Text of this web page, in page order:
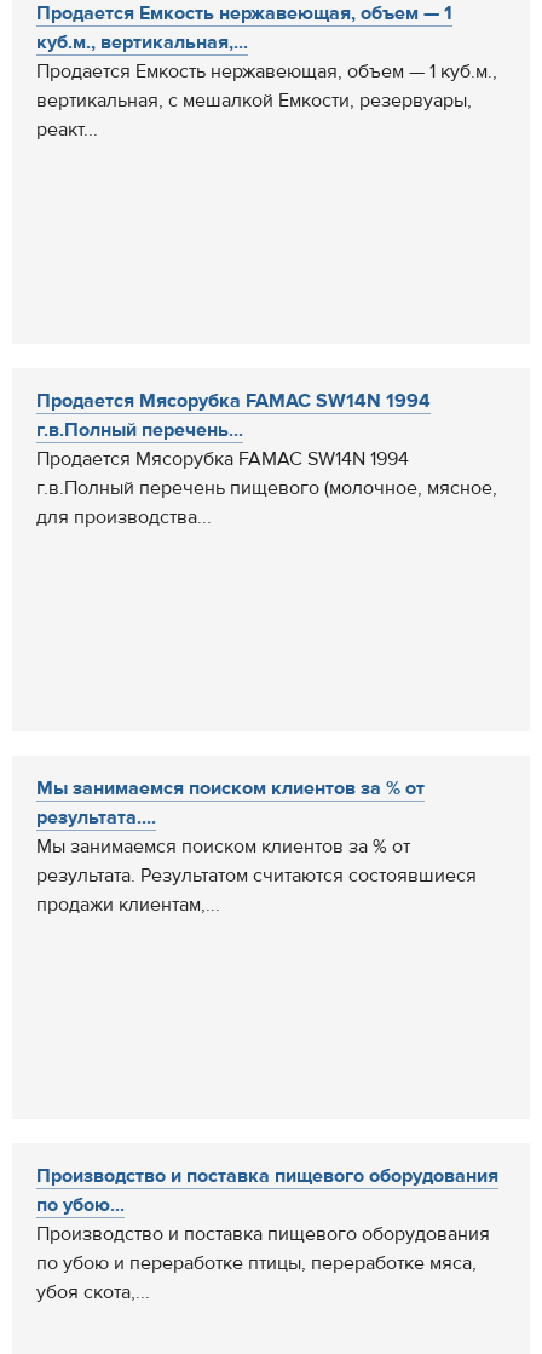
Продается Емкость нержавеющая, объем — 1
куб.м., вертикальная,...
Продается Емкость нержавеющая, объем — 1 куб.м.,
вертикальная, с мешалкой Емкости, резервуары,
реакт...
Продается Мясорубка FAMAC SW14N 1994
г.в.Полный перечень...
Продается Мясорубка FAMAC SW14N 1994
г.в.Полный перечень пищевого (молочное, мясное,
для производства...
Мы занимаемся поиском клиентов за % от
результата....
Мы занимаемся поиском клиентов за % от
результата. Результатом считаются состоявшиеся
продажи клиентам,...
Производство и поставка пищевого оборудования
по убою...
Производство и поставка пищевого оборудования
по убою и переработке птицы, переработке мяса,
убоя скота,...